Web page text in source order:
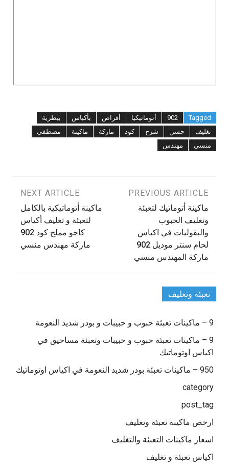
Tagged
902 أتوماتيكيا أقراص بأكياس
بيطرية
تغليف
حسن شرح كود ماركة ماكينة
مصطفي
منسي
مهندس
تصفّح
المقالات
PREVIOUS ARTICLE
ماكينة أتوماتيك لتعبئة
وتغليف الحبوب
والبقوليات في اكياس
لحام سنتر موديل 902
ماركة المهندس منسي
NEXT ARTICLE
ماكينة أتوماتيكية بالكامل
لتعبئة و تغليف أكياس
كاجو مملح كود 902
ماركة مهندس منسي
تعبئة وتغليف
9 – ماكينات تعبئة حبوب و حبيبات و بودر شديد النعومة
9 – ماكينات تعبئة حبوب و حبيبات وتعبئة مساحيق في
اكياس اوتوماتيك
950 – ماكينات تعبئة بودر شديد النعومة في اكياس اوتوماتيك
category
post_tag
ارخص ماكينة تعبئة وتغليف
اسعار ماكينات التعبئة والتغليف
اكياس تعبئة و تغليف